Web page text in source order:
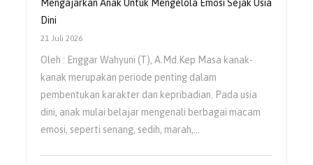
Mengajarkan Anak Untuk Mengelola Emosi Sejak Usia
Dini
21 Juli 2026
Oleh : Enggar Wahyuni (T), A.Md.Kep Masa kanak-
kanak merupakan periode penting dalam
pembentukan karakter dan kepribadian. Pada usia
dini, anak mulai belajar mengenali berbagai macam
emosi, seperti senang, sedih, marah,…